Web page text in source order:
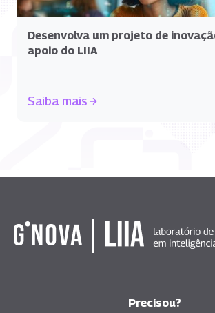
Desenvolva um projeto de
apoio do LIIA
Saiba mais
Precisou?